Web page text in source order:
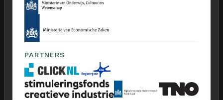
PARTNERS